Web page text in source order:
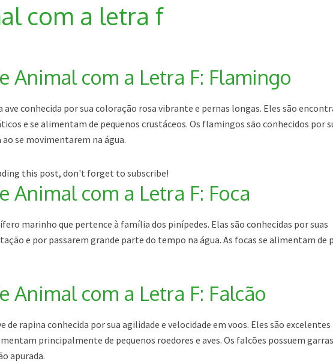
com a letra f
Animal com a Letra F: Flamingo
ave conhecida por sua coloração rosa vibrante e pernas longas. Eles são
e se alimentam de pequenos crustáceos. Os flamingos são conhecidos por
se movimentarem na água.
this post, don't forget to subscribe!
Animal com a Letra F: Foca
marinho que pertence à família dos pinípedes. Elas são conhecidas por suas
e por passarem grande parte do tempo na água. As focas se alimentam de
Animal com a Letra F: Falcão
de rapina conhecida por sua agilidade e velocidade em voos. Eles são excelentes
principalmente de pequenos roedores e aves. Os falcões possuem garras
apurada.